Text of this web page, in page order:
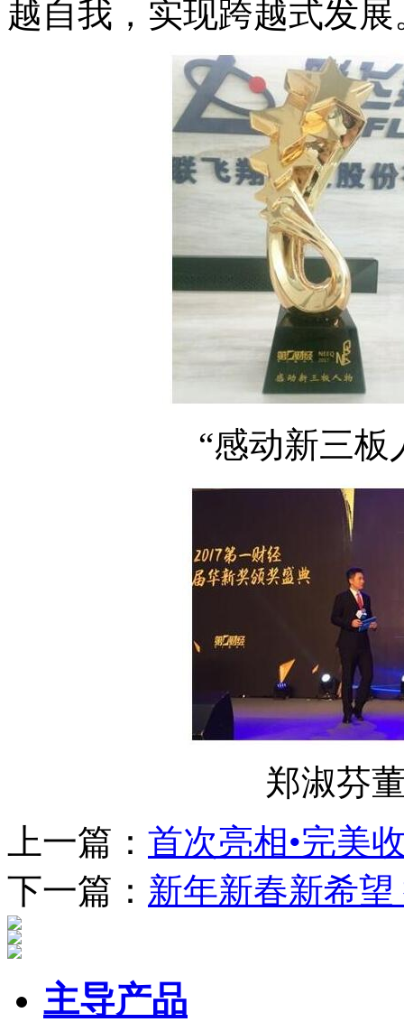
越自我，实现跨越式发展
“感动新三板
郑淑芬
上一篇： 首次亮相•完美
下一篇： 新年新春新希
主导产品